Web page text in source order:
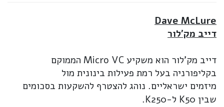
Dave McLure
דייב מק'לור
דייב מק'לור הוא משקיע Micro VC הממוקם
בקליפורניה בעל רמת פעילות בינונית מול
מיזמים ישראליים. נוהג להצטרף להשקעות בסכומים
שבין K50 ל-K250.